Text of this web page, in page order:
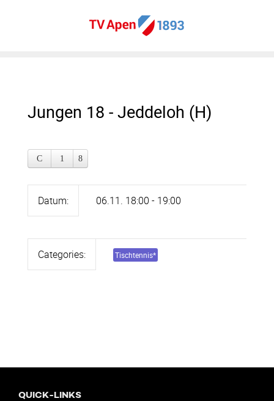
Jungen 18 - Jeddeloh (H)
Datum: 06.11. 18:00 - 19:00
Categories: Tischtennis*
QUICK-LINKS